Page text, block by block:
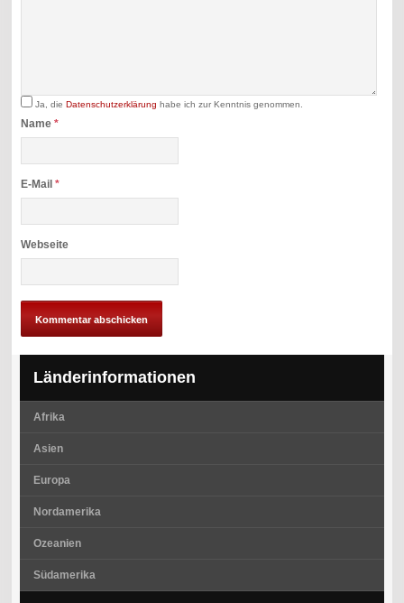
Ja, die Datenschutzerklärung habe ich zur Kenntnis genommen.
Name*
E-Mail*
Webseite
Länderinformationen
Afrika
Asien
Europa
Nordamerika
Ozeanien
Südamerika